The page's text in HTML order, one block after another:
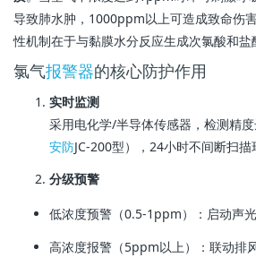
导致肺水肿，1000ppm以上可造成致命伤
性机制在于与黏膜水分反应生成次氯酸和盐
氯气报警器的核心防护作用
实时监测
采用电化学/半导体传感器，检测精
安防JC-200型），24小时不间断扫描
分级预警
低浓度预警（0.5-1ppm）：启动声
高浓度报警（5ppm以上）：联动排